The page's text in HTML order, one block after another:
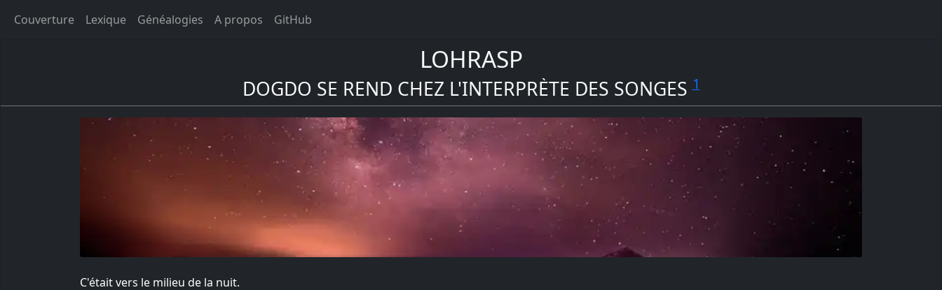
Couverture Lexique Généalogies A propos GitHub
LOHRASP
DOGDO SE REND CHEZ L'INTERPRÈTE DES SONGES1
C'était vers le milieu de la nuit.